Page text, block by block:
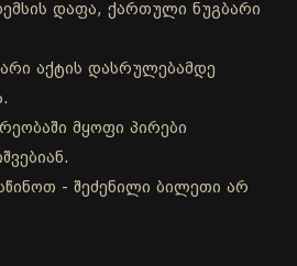
დაფა, ქართული ნუგბარი
აქტის დასრულებამდე
მყოფი პირები
- შეძენილი ბილეთი არ